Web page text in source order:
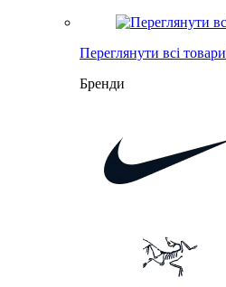
Переглянути всі товари
Бренди